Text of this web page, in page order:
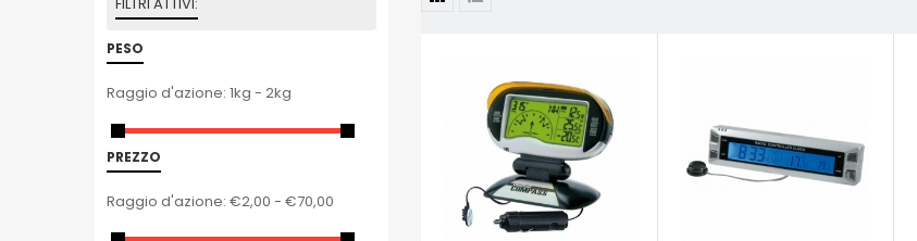
PESO
Raggio d'azione: 1kg - 2kg
PREZZO
Raggio d'azione: €2,00 - €70,00